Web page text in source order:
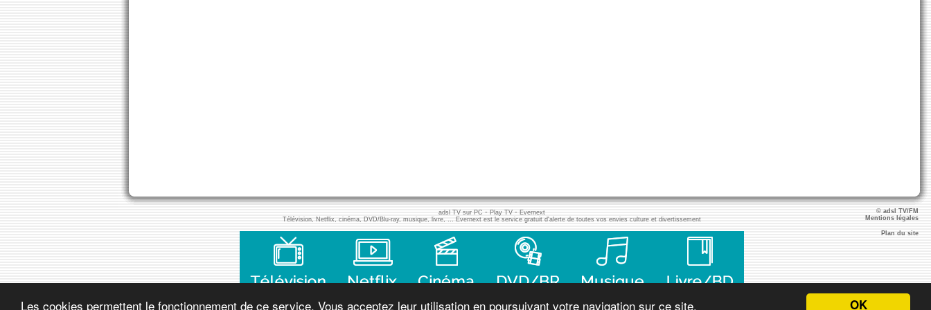
OK
Les cookies permettent le fonctionnement de ce service. Vous acceptez leur utilisation en poursuivant votre navigation sur ce site.
adsl TV sur PC - Play TV- Evernext
Télévision, Netflix, cinéma, DVD/Blu-ray, musique, livre, … Evernext est le service gratuit d'alerte de toutes vos envies culture et divertissement
© adsl TV/FM
Mentions légales
Plan du site